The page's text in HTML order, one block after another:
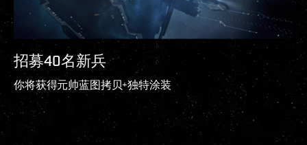
招募40名新兵
你将获得元帅蓝图拷贝+独特涂装